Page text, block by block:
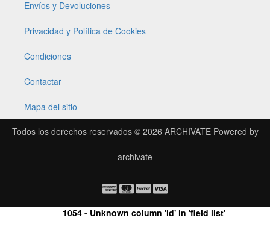
Envíos y Devoluciones
Privacidad y Política de Cookies
Condiciones
Contactar
Mapa del sitio
Todos los derechos reservados © 2026 ARCHIVATEPowered by
archivate
1054 - Unknown column 'id' in 'field list'